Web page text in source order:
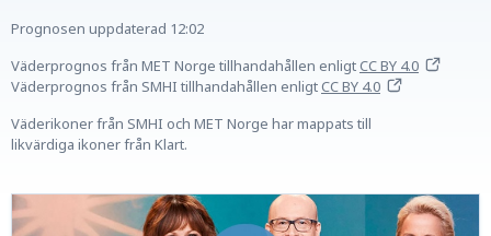
Prognosen uppdaterad 12:02
Väderprognos från MET Norge tillhandahållen enligtCC BY 4.0
Väderprognos från SMHI tillhandahållen enligtCC BY 4.0
Väderikoner från SMHI och MET Norge har mappats till
likvärdiga ikoner från Klart.